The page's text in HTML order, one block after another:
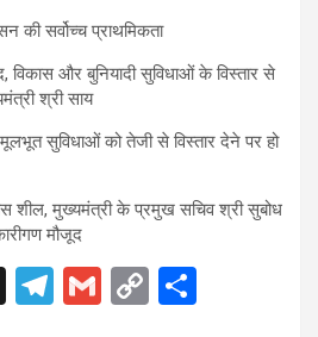
की सर्वोच्च प्राथमिकता
सुविधाओं को तेजी से विस्तार देने पर हो
शील, मुख्यमंत्री के प्रमुख सचिव श्री सुबोध
मौजूद
X
T
G
C